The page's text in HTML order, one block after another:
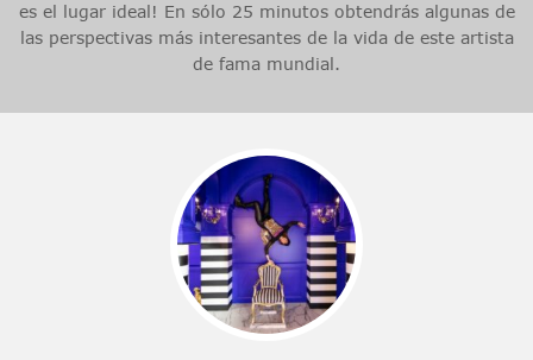
es el lugar ideal! En sólo 25 minutos obtendrás algunas de
las perspectivas más interesantes de la vida de este artista
de fama mundial.